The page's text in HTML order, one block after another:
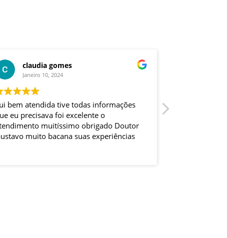
claudia gomes
Janeiro 10, 2024
bem atendida tive todas informações
eu precisava foi excelente o
muitíssimo obrigado Doutor
muito bacana suas experiências